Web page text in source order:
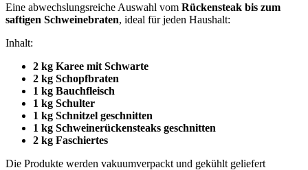
Eine abwechslungsreiche Auswahl vom Rückensteak bis zum
saftigen Schweinebraten, ideal für jeden Haushalt:
Inhalt:
2 kg Karee mit Schwarte
2 kg Schopfbraten
1 kg Bauchfleisch
1 kg Schulter
1 kg Schnitzel geschnitten
1 kg Schweinerückensteaks geschnitten
2 kg Faschiertes
Die Produkte werden vakuumverpackt und gekühlt geliefert